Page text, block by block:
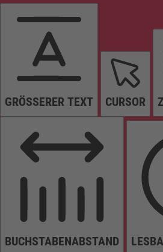
GRÖSSERER TEXT CURSOR
BUCHSTABENABSTAND